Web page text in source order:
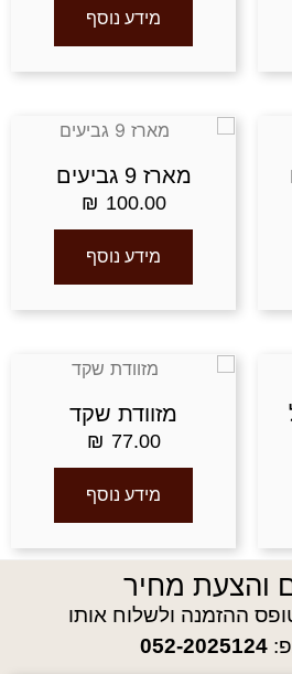
מידע נוסף
מארז 9 גביעים
₪ 100.00
מידע נוסף
מזוודת שקד
₪ 77.00
מידע נוסף
והצעת מחיר
ההזמנה ולשלוח אותו
052-2025124